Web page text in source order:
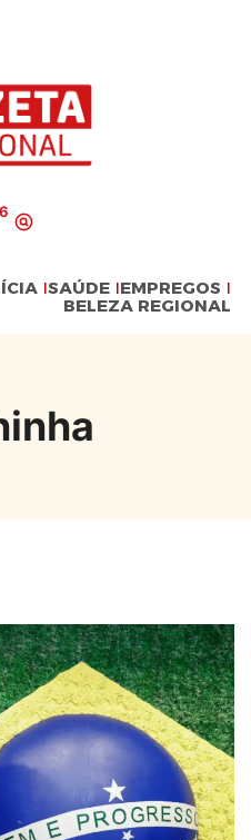
SAÚDE EMPREGOS
BELEZA REGIONAL